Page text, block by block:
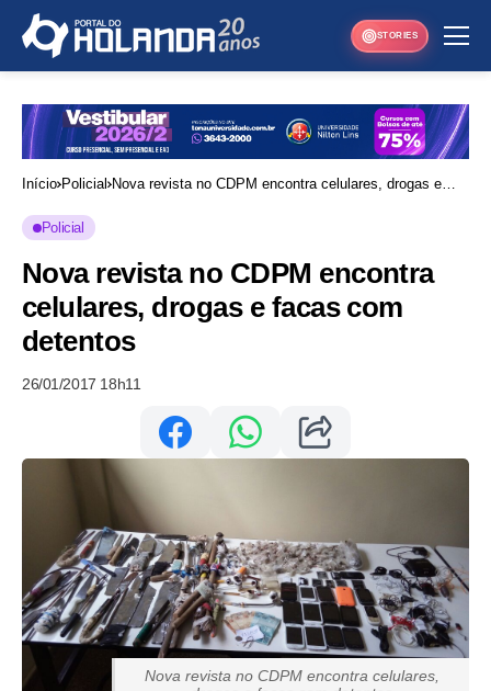
STORIES
Início Policial Nova revista no CDPM encontra celulares, drogas e
Policial
Nova revista no CDPM encontra
celulares, drogas e facas com
detentos
26/01/2017 18h11
Nova revista no CDPM encontra celulares,